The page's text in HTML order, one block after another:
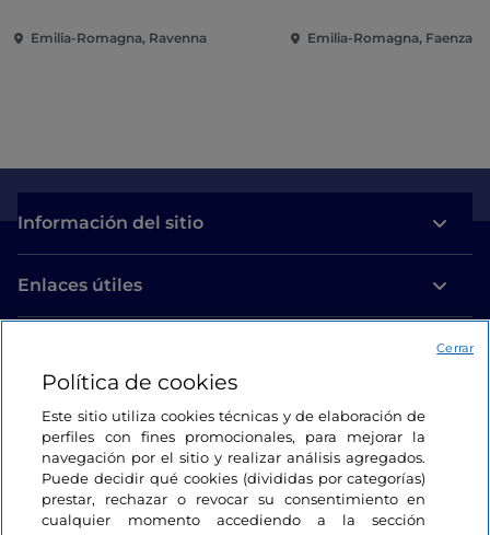
Emilia-Romagna, Ravenna Emilia-Romagna, Faenza
Información del sitio
Enlaces útiles
Estamos en contacto
Política de cookies
Este sitio utiliza cookies técnicas y de elaboración de
perfiles con fines promocionales, para mejorar la
navegación por el sitio y realizar análisis agregados.
Puede decidir qué cookies (divididas por categorías)
prestar, rechazar o revocar su consentimiento en
cualquier momento accediendo a la sección
Cerrar